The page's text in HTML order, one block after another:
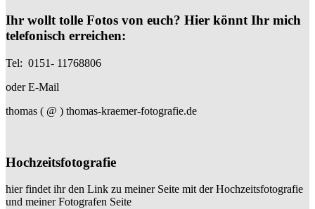
Ihr wollt tolle Fotos von euch? Hier könnt Ihr mich
telefonisch erreichen:
Tel: 0151- 11768806
oder E-Mail
thomas ( @ ) thomas-kraemer-fotografie.de
Hochzeitsfotografie
hier findet ihr den Link zu meiner Seite mit der Hochzeitsfotografie
und meiner Fotografen Seite